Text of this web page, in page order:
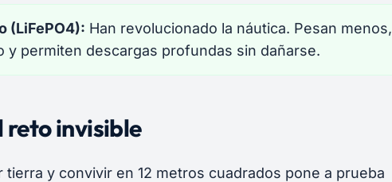
(LiFePO4): Han revolucionado la náutica. Pesan menos,
y permiten descargas profundas sin dañarse.
reto invisible
tierra y convivir en 12 metros cuadrados pone a prueba